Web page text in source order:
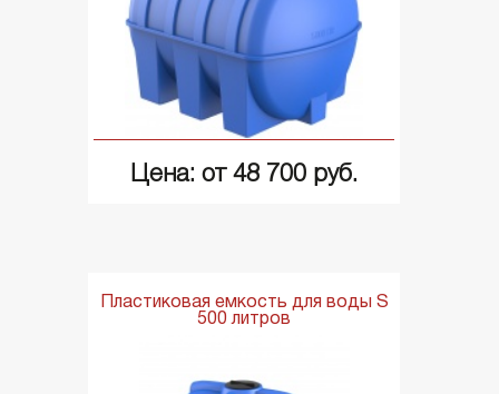
Цена: от 48 700 руб.
Пластиковая емкость для воды S
500 литров